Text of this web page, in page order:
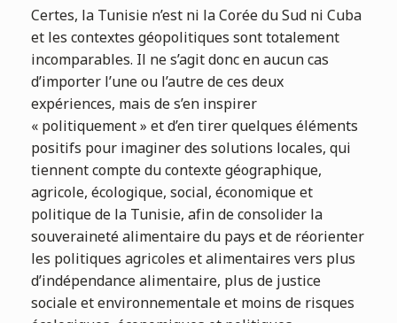
Certes, la Tunisie n’est ni la Corée du Sud ni Cuba
et les contextes géopolitiques sont totalement
incomparables. Il ne s’agit donc en aucun cas
d’importer l’une ou l’autre de ces deux
expériences, mais de s’en inspirer
« politiquement » et d’en tirer quelques éléments
positifs pour imaginer des solutions locales, qui
tiennent compte du contexte géographique,
agricole, écologique, social, économique et
politique de la Tunisie, afin de consolider la
souveraineté alimentaire du pays et de réorienter
les politiques agricoles et alimentaires vers plus
d’indépendance alimentaire, plus de justice
sociale et environnementale et moins de risques